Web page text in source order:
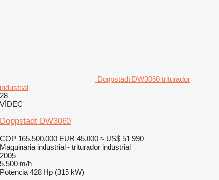
Doppstadt DW3060 triturador
industrial
28
VÍDEO
Doppstadt DW3060
COP 165.500.000 EUR 45.000 ≈ US$ 51.990
Maquinaria industrial - triturador industrial
2005
5.500 m/h
Potencia 428 Hp (315 kW)